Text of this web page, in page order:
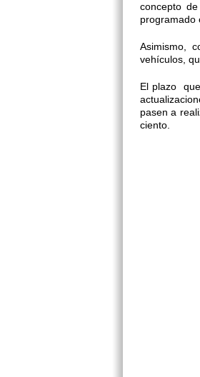
concepto
programado
Asimismo,
vehículos,
El plazo
pasen a
ciento.